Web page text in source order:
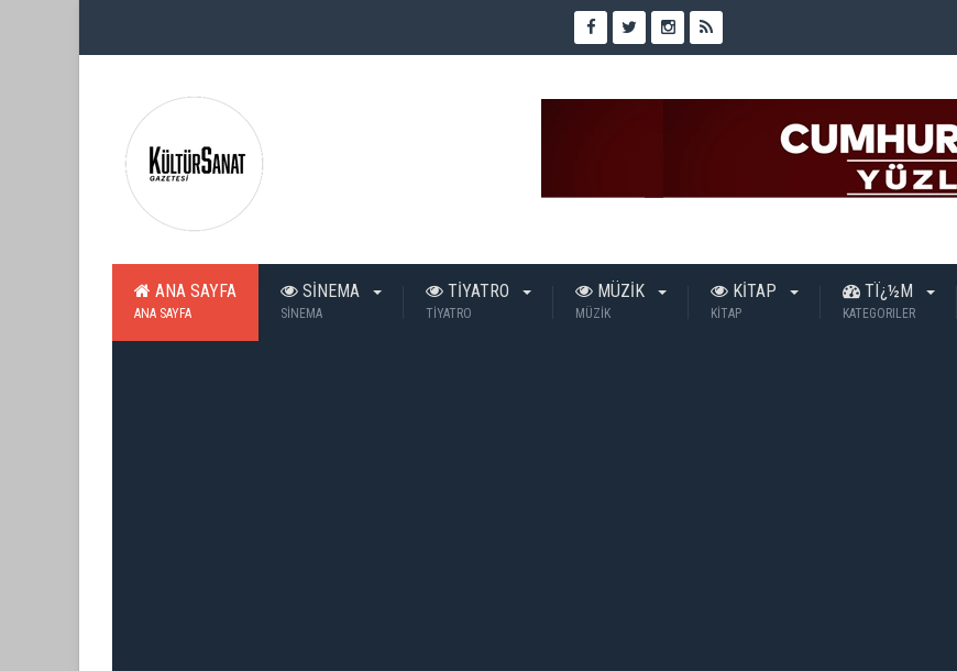
ANA SAYFA
ANA SAYFA
SİNEMA
SİNEMA
TİYATRO
TİYATRO
MÜZİK
MÜZİK
KİTAP
KİTAP
TÏ¿½M
KATEGORILER